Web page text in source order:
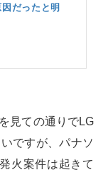
だったと明
見ての通りでLG
ですが、パナソ
火案件は起きて